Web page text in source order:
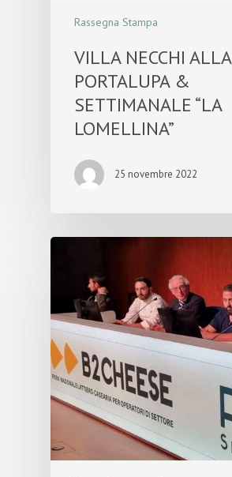
Rassegna Stampa
VILLA NECCHI ALLA
PORTALUPA &
SETTIMANALE “LA
LOMELLINA”
25 novembre 2022